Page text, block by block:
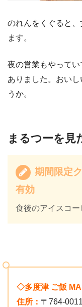
のれんをくぐると
ます。
夜の営業もやって
ありました。おい
うか。
まるつーを見
期間限定
有効
食後のアイスコー
◇多度津 ご飯
住所： 〒764-